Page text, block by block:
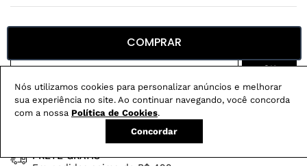
Nós utilizamos cookies para personalizar anúncios e melhorar
sua experiência no site. Ao continuar navegando, você concorda
com a nossa Política de Cookies.
Concordar
Não sei meu CEP
Veja também
COMPRAR